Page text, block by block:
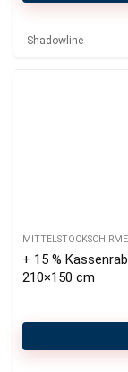
Shadowline
MITTELSTOCKSCHIRME
+ 15 %
210×150 cm